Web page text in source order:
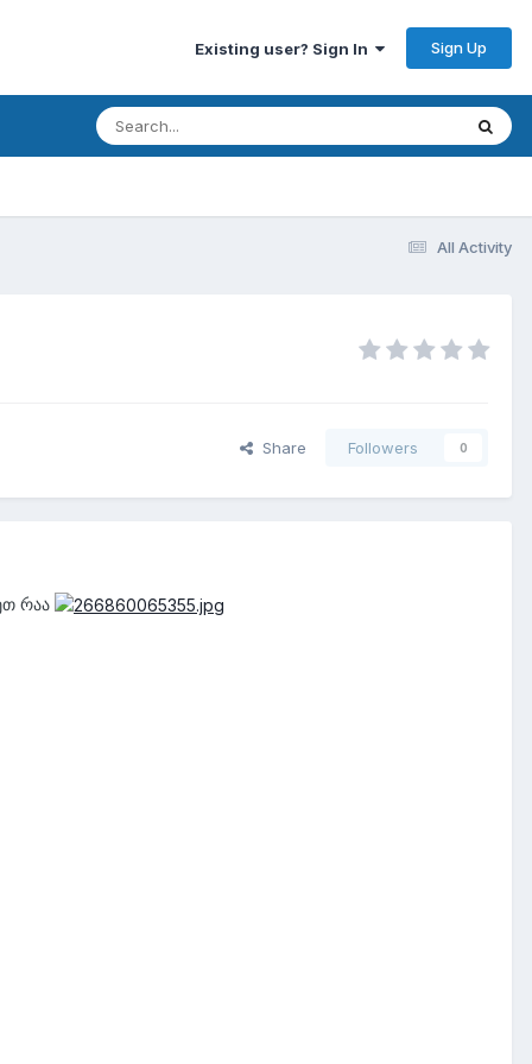
Existing user? Sign In Sign Up
All Activity
Share Followers 0
რაა